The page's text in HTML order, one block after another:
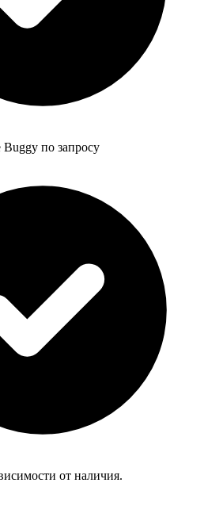
по запросу
от наличия.